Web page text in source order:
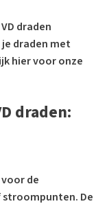
draden
draden met
hier voor onze
draden:
de
De